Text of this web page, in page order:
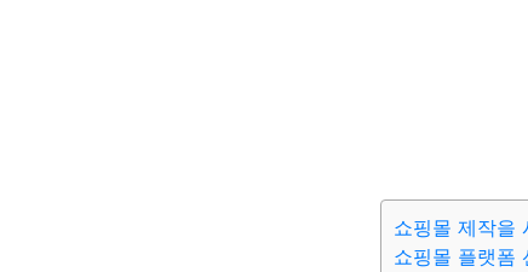
쇼핑몰 제작을
쇼핑몰 플랫폼